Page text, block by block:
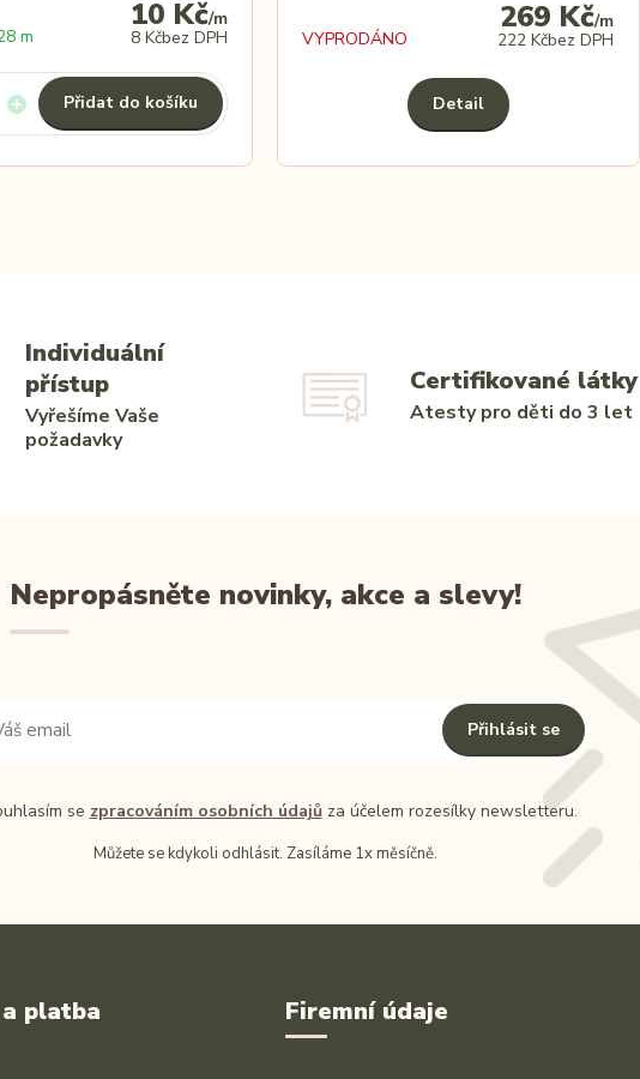
10 Kč/m
8 Kčbez DPH
m
Přidat do košíku
269 Kč/m
222 Kčbez DPH
VYPRODÁNO
Detail
Individuální
přístup
Vyřešíme Vaše
požadavky
Certifikované látky
Atesty pro děti do 3 let
Nepropásněte novinky, akce a slevy!
Přihlásit se
se zpracováním osobních údajůza účelem rozesílky newsletteru.
Můžete se kdykoli odhlásit. Zasíláme 1x měsíčně.
platba Firemní údaje